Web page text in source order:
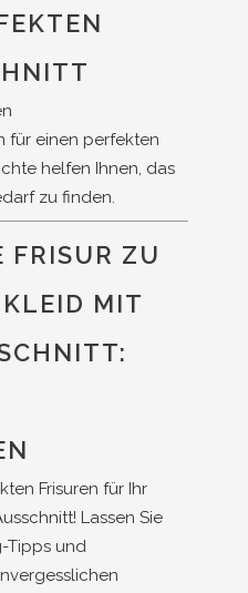
für einen perfekten
helfen Ihnen, das
zu finden.
FRISUR ZU
MIT
Frisuren für Ihr
Lassen Sie
Tipps und